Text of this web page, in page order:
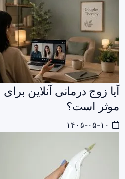
آیا زوج درمانی آنلاین
موثر است؟